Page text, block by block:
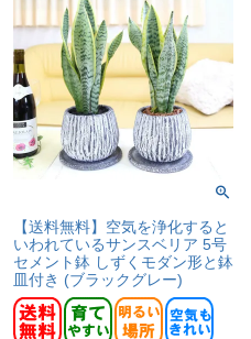
【送料無料】空気を浄化すると
いわれているサンスベリア 5号
セメント鉢 しずくモダン形と鉢
皿付き (ブラックグレー)